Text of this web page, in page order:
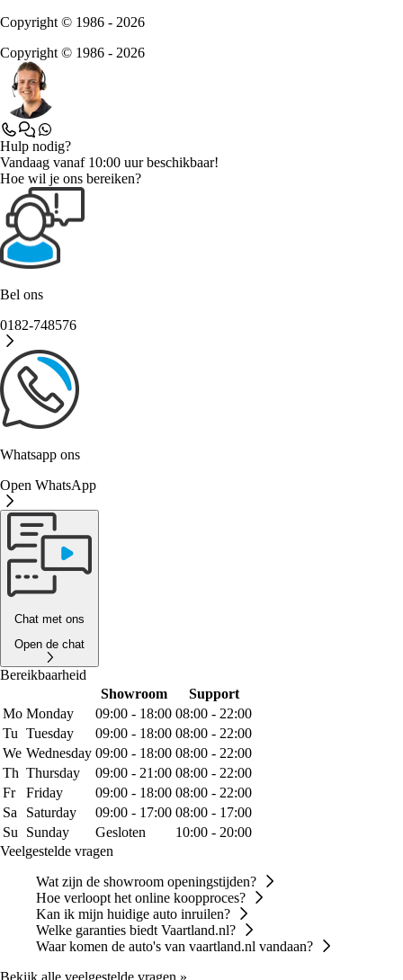
Copyright © 1986 - 2026
Copyright © 1986 - 2026
Hulp nodig?
Vandaag vanaf 10:00 uur beschikbaar!
Hoe wil je ons bereiken?
Bel ons
0182-748576
Whatsapp ons
Open WhatsApp
Chat met ons
Open de chat
Bereikbaarheid
Showroom
Support
Mo Monday 09:00 - 18:00 08:00 - 22:00
Tu Tuesday 09:00 - 18:00 08:00 - 22:00
We Wednesday 09:00 - 18:00 08:00 - 22:00
Th Thursday 09:00 - 21:00 08:00 - 22:00
Fr
Friday 09:00 - 18:00 08:00 - 22:00
Sa
Saturday 09:00 - 17:00 08:00 - 17:00
Su
Sunday Gesloten
10:00 - 20:00
Veelgestelde vragen
Wat zijn de showroom openingstijden?
Hoe verloopt het online koopproces?
Kan ik mijn huidige auto inruilen?
Welke garanties biedt Vaartland.nl?
Waar komen de auto's van vaartland.nl vandaan?
Bekijk alle veelgestelde vragen »